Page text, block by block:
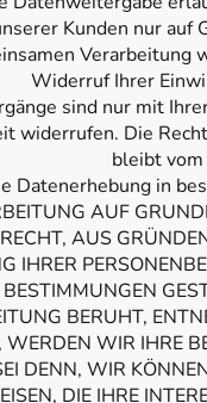
Kunden nur
Verarbeitung
Widerruf Ihrer
sind nur mit
widerrufen. Die
bleibt
Datenerhebung in
AUF
AUS
IHRER
BERUHT,
WIR IHRE
DENN, WIR
DIE IHRE